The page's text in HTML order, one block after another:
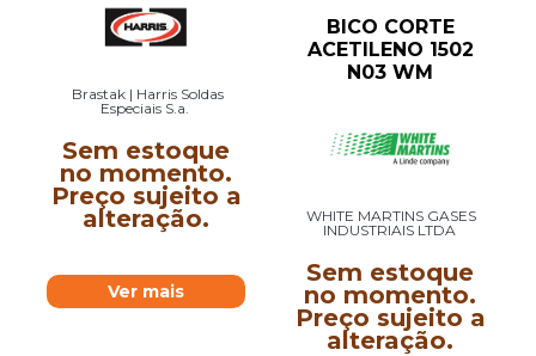
Brastak | Harris Soldas
Especiais S.a.
Sem estoque
no momento.
Preço sujeito a
alteração.
Ver mais
BICO CORTE
ACETILENO 1502
N03 WM
WHITE MARTINS GASES
INDUSTRIAIS LTDA
Sem estoque
no momento.
Preço sujeito a
alteração.